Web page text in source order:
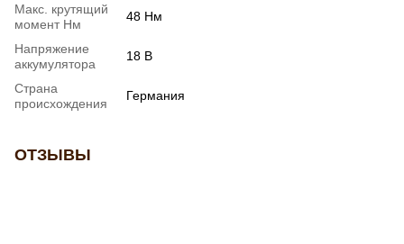
Макс. крутящий
момент Нм
48 Нм
Напряжение
аккумулятора
18 В
Страна
происхождения
Германия
ОТЗЫВЫ